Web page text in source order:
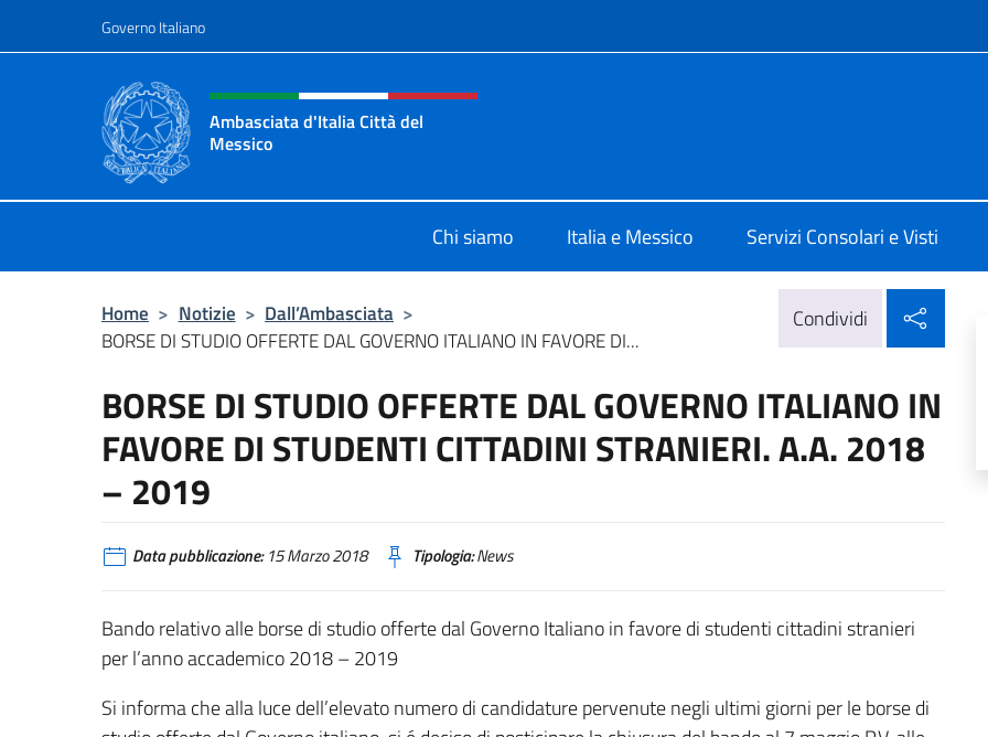
Governo Italiano
Intestazione sito, social e menù
Ambasciata d'Italia Città del
Messico
Chi siamo Italia e Messico Servizi Consolari e Visti
Home > Notizie > Dall’Ambasciata >
BORSE DI STUDIO OFFERTE DAL GOVERNO ITALIANO IN FAVORE DI...
Condividi
BORSE DI STUDIO OFFERTE DAL GOVERNO ITALIANO IN
FAVORE DI STUDENTI CITTADINI STRANIERI. A.A. 2018
– 2019
Data pubblicazione:15 Marzo 2018 Tipologia:News
Bando relativo alle borse di studio offerte dal Governo Italiano in favore di studenti cittadini stranieri
per l’anno accademico 2018 – 2019
Si informa che alla luce dell’elevato numero di candidature pervenute negli ultimi giorni per le borse di